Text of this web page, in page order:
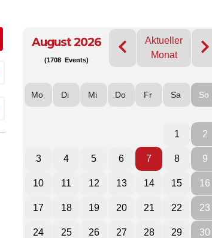
August 2026
(1708 Events)
Aktueller
Monat
Mo Di Mi Do Fr Sa So
1 2
3 4 5 6 7 8 9
10 11 12 13 14 15 16
17 18 19 20 21 22 23
24 25 26 27 28 29 30